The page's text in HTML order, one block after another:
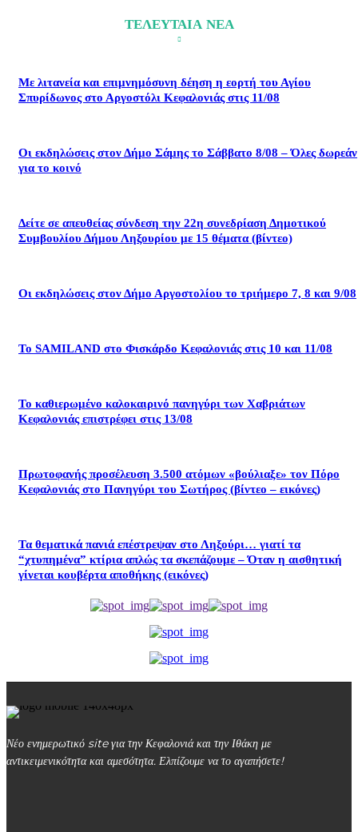
ΤΕΛΕΥΤΑΙΑ ΝΕΑ
Με λιτανεία και επιμνημόσυνη δέηση η εορτή του Αγίου
Σπυρίδωνος στο Αργοστόλι Κεφαλονιάς στις 11/08
Οι εκδηλώσεις στον Δήμο Σάμης το Σάββατο 8/08 – Όλες δωρεάν
για το κοινό
Δείτε σε απευθείας σύνδεση την 22η συνεδρίαση Δημοτικού
Συμβουλίου Δήμου Ληξουρίου με 15 θέματα (βίντεο)
Οι εκδηλώσεις στον Δήμο Αργοστολίου το τριήμερο 7, 8 και 9/08
Το SAMILAND στο Φισκάρδο Κεφαλονιάς στις 10 και 11/08
Το καθιερωμένο καλοκαιρινό πανηγύρι των Χαβριάτων
Κεφαλονιάς επιστρέφει στις 13/08
Πρωτοφανής προσέλευση 3.500 ατόμων «βούλιαξε» τον Πόρο
Κεφαλονιάς στο Πανηγύρι του Σωτήρος (βίντεο – εικόνες)
Τα θεματικά πανιά επέστρεψαν στο Ληξούρι… γιατί τα
“χτυπημένα” κτίρια απλώς τα σκεπάζουμε – Όταν η αισθητική
γίνεται κουβέρτα αποθήκης (εικόνες)
Νέο ενημερωτικό site για την Κεφαλονιά και την Ιθάκη με
αντικειμενικότητα και αμεσότητα. Ελπίζουμε να το αγαπήσετε!